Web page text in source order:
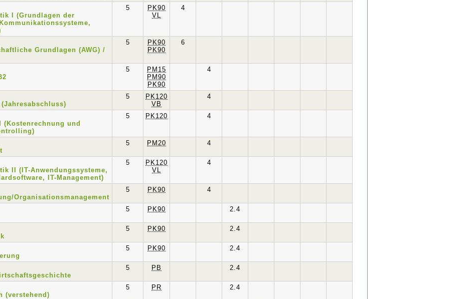
I (Grundlagen der
5
PK90
VL
4
Grundlagen (AWG) /
5
PK90
PK90
6
5
PM15
PM90
PK90
4
5
PK120
VB
4
(Kostenrechnung und
5 PK120 4
5 PM20 4
II (IT-Anwendungssysteme,
IT-Management)
5
PK120
VL
4
Organisationsmanagement
5 PK90 4
5 PK90 2.4
5 PK90 2.4
5 PK90 2.4
5 PB 2.4
(verstehend)
5 PR 2.4